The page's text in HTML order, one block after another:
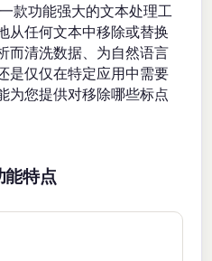
款功能强大的文本处理工
从任何文本中移除或替换
而清洗数据、为自然语言
是仅仅在特定应用中需要
为您提供对移除哪些标点
能特点